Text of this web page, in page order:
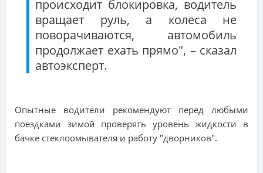
происходит блокировка, водитель
вращает руль, а колеса не
поворачиваются, автомобиль
продолжает ехать прямо", – сказал
автоэксперт.
Опытные водители рекомендуют перед любыми
поездками зимой проверять уровень жидкости в
бачке стеклоомывателя и работу "дворников".